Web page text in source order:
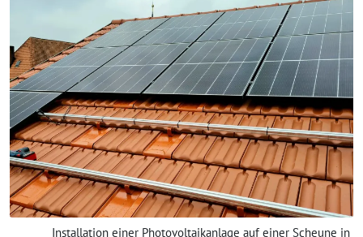
Installation einer Photovoltaikanlage auf einer Scheune in